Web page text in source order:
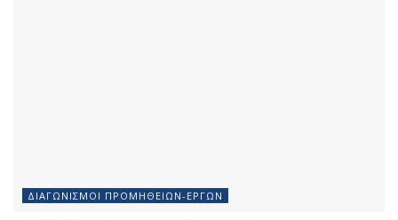
ΔΙΑΓΩΝΙΣΜΟΊ ΠΡΟΜΗΘΕΙΏΝ-ΈΡΓΩΝ